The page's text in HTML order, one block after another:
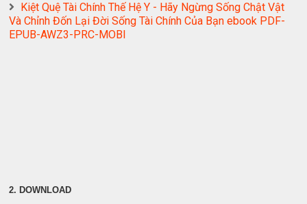
Kiệt Quệ Tài Chính Thế Hệ Y - Hãy Ngừng Sống Chật Vật
Và Chỉnh Đốn Lại Đời Sống Tài Chính Của Bạn ebook PDF-
EPUB-AWZ3-PRC-MOBI
2. DOWNLOAD